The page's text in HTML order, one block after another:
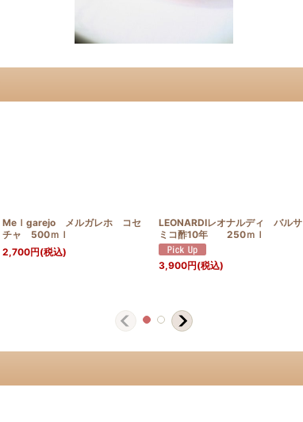
Meｌgarejo メルガレホ コセ
チャ 500ｍｌ
2,700円(税込)
LEONARDIレオナルディ バルサ
ミコ酢10年 250ｍｌ
3,900円(税込)